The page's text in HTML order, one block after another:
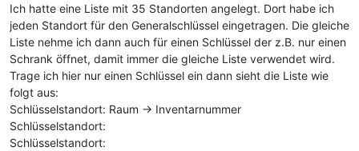
Ich hatte eine Liste mit 35 Standorten angelegt. Dort habe ich
jeden Standort für den Generalschlüssel eingetragen. Die gleiche
Liste nehme ich dann auch für einen Schlüssel der z.B. nur einen
Schrank öffnet, damit immer die gleiche Liste verwendet wird.
Trage ich hier nur einen Schlüssel ein dann sieht die Liste wie
folgt aus:
Schlüsselstandort: Raum -> Inventarnummer
Schlüsselstandort:
Schlüsselstandort: